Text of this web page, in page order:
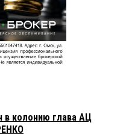
в колонию глава АЦ